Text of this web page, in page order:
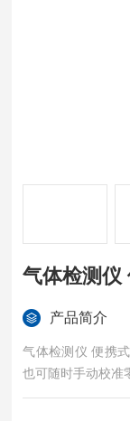
产品简介
气体检测仪 便携式红外法 定时自动校准零点，抑制零点漂移，
也可随时手动校准
气体检测